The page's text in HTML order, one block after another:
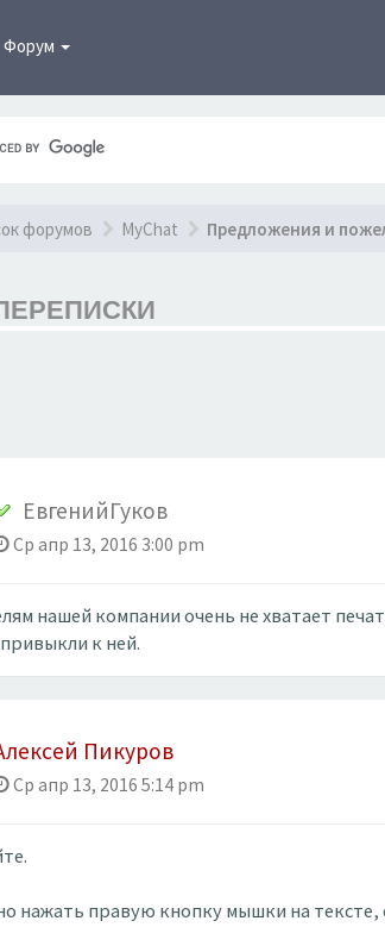
Форум
форумов MyChat Предложения и
ЕвгенийГуков
Ср апр 13, 2016 3:00 pm
нашей компании очень не хватает
к ней.
Пикуров
Ср апр 13, 2016 5:14 pm
нажать правую кнопку мышки на тексте,